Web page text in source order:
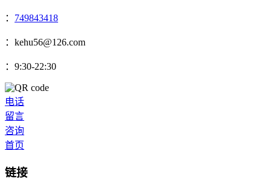
： 749843418
：kehu56@126.com
：9:30-22:30
电话
留言
咨询
首页
链接